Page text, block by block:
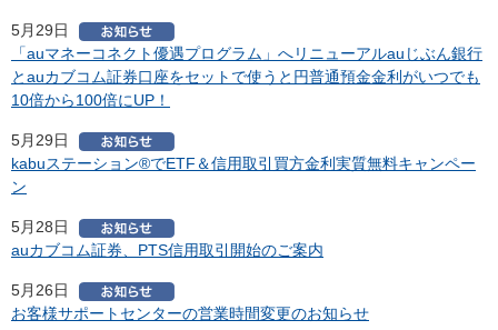
5月29日
「auマネーコネクト優遇プログラム」へリニューアルauじぶん銀行
とauカブコム証券口座をセットで使うと円普通預金金利がいつでも
10倍から100倍にUP！
5月29日
kabuステーション®でETF＆信用取引買方金利実質無料キャンペー
ン
5月28日
auカブコム証券、PTS信用取引開始のご案内
5月26日
お客様サポートセンターの営業時間変更のお知らせ